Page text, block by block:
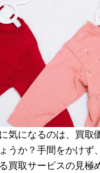
気になるのは、買取
うか？手間をかけず
買取サービスの見極